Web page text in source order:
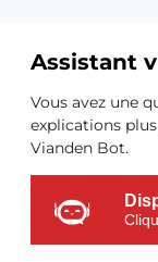
Assistant
Vous avez une
explications
Vianden Bot.